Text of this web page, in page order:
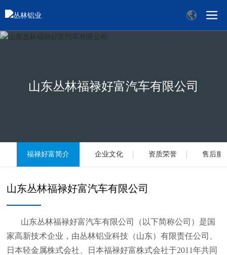
山东丛林福禄好富汽车有限公司
福禄好富简介 企业文化 资质荣誉 售后服
山东丛林福禄好富汽车有限公司
山东丛林福禄好富汽车有限公司（以下简称公司）是国
家高新技术企业，由丛林铝业科技（山东）有限责任公司、
日本轻金属株式会社、日本福禄好富株式会社于2011年共同